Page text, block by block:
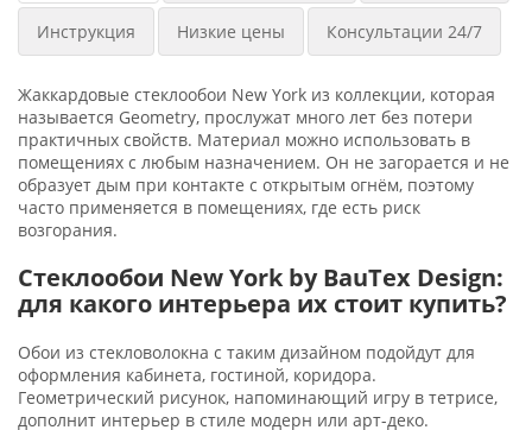
Инструкция Низкие цены Консультации 24/7
Жаккардовые стеклообои New York из коллекции, которая
называется Geometry, прослужат много лет без потери
практичных свойств. Материал можно использовать в
помещениях с любым назначением. Он не загорается и не
образует дым при контакте с открытым огнём, поэтому
часто применяется в помещениях, где есть риск
возгорания.
Стеклообои New York by BauTex Design:
для какого интерьера их стоит купить?
Обои из стекловолокна с таким дизайном подойдут для
оформления кабинета, гостиной, коридора.
Геометрический рисунок, напоминающий игру в тетрисе,
дополнит интерьер в стиле модерн или арт-деко.